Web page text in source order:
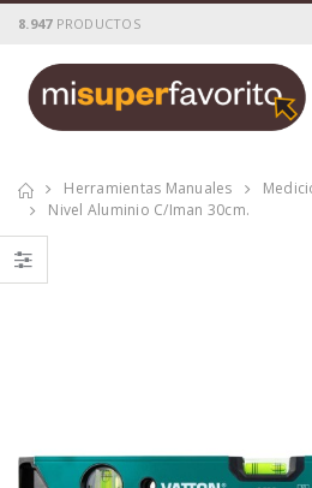
8.947 PRODUCTOS
Herramientas Manuales
Nivel Aluminio C/iman 30cm.
perc.vatton 20v.1
bat.2.0a brush